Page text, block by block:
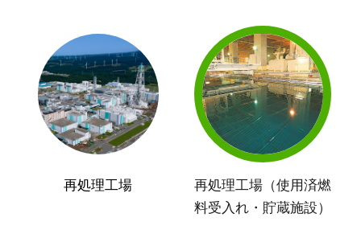
再処理工場
再処理工場（使用済燃
料受入れ・貯蔵施設）